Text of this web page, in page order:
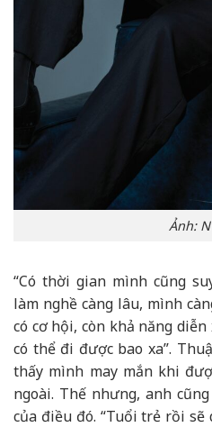
Ảnh:
“Có thời gian mình cũng
làm nghề càng lâu, mình
có cơ hội, còn khả năng
có thể đi được bao xa”.
thấy mình may mắn khi
ngoài. Thế nhưng, anh
của điều đó. “Tuổi trẻ rồi